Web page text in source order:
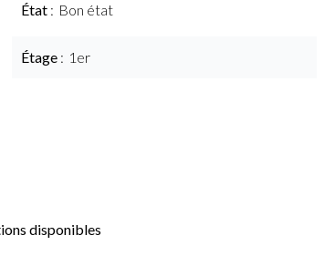
État Bon état
Étage 1er
disponibles